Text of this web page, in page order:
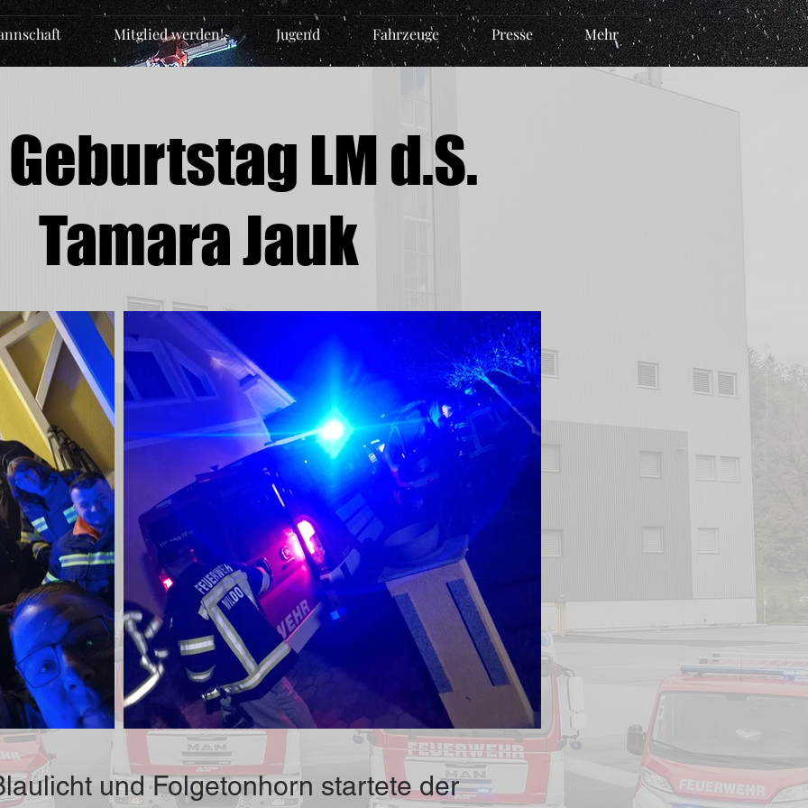
Mitglied werden! Jugend Fahrzeuge Presse Mehr
LM d.S.
Tamara Jauk
und Folgetonhorn startete der